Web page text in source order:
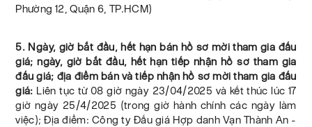
Phường 12, Quận 6, TP.HCM)
5. Ngày, giờ bắt đầu, hết hạn bán hồ sơ mời tham gia đấu
giá; ngày, giờ bắt đầu, hết hạn tiếp nhận hồ sơ tham gia
đấu giá; địa điểm bán và tiếp nhận hồ sơ mời tham gia đấu
giá: Liên tục từ 08 giờ ngày 23/04/2025 và kết thúc lúc 17
giờ ngày 25/4/2025 (trong giờ hành chính các ngày làm
việc); Địa điểm: Công ty Đấu giá Hợp danh Vạn Thành An -